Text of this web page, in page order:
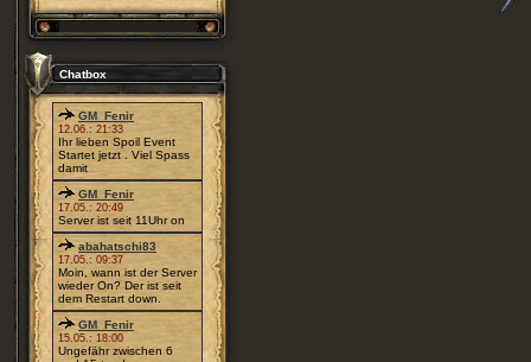
Chatbox
GM_Fenir
12.06.: 21:33
Ihr lieben Spoil Event
Startet jetzt . Viel Spass
damit
GM_Fenir
17.05.: 20:49
Server ist seit 11Uhr on
abahatschi83
17.05.: 09:37
Moin, wann ist der Server
wieder On? Der ist seit
dem Restart down.
GM_Fenir
15.05.: 18:00
Ungefähr zwischen 6